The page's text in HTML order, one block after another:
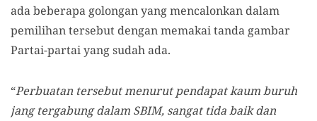
ada beberapa golongan yang mencalonkan dalam
pemilihan tersebut dengan memakai tanda gambar
Partai-partai yang sudah ada.
“Perbuatan tersebut menurut pendapat kaum buruh
jang tergabung dalam SBIM, sangat tida baik dan